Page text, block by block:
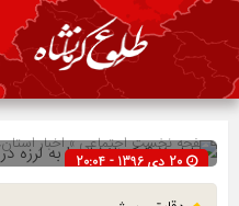
صفحه نخستاجتماعی»اخبار استان
20 دی 1396 - 20:04
شناسه : 3563